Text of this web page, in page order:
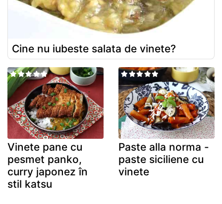
Cine nu iubeste salata de vinete?
Vinete pane cu
pesmet panko,
curry japonez în
stil katsu
Paste alla norma -
paste siciliene cu
vinete